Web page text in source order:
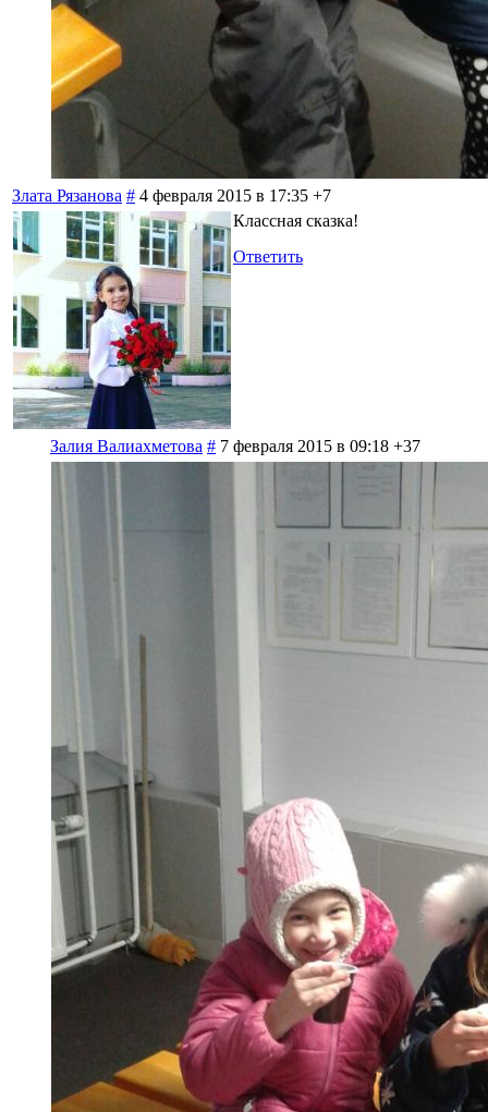
Злата Рязанова # 4 февраля 2015 в 17:35 +7
Классная сказка!
Ответить
Залия Валиахметова # 7 февраля 2015 в 09:18 +37